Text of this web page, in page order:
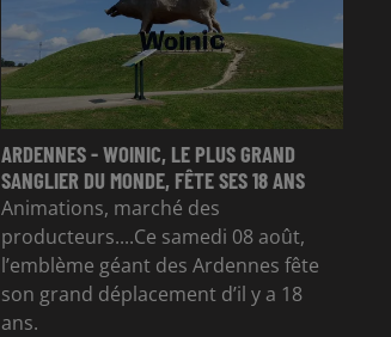
ARDENNES - WOINIC, LE PLUS GRAND
SANGLIER DU MONDE, FÊTE SES 18 ANS
Animations, marché des
producteurs....Ce samedi 08 août,
l’emblème géant des Ardennes fête
son grand déplacement d’il y a 18
ans.